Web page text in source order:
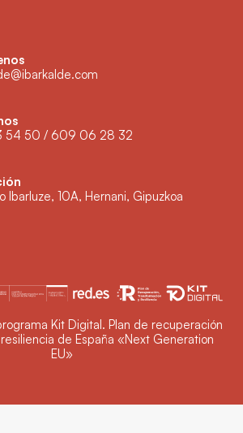
54 50 / 609 06 28 32
Ibarluze, 10A, Hernani, Gipuzkoa
Kit Digital. Plan de recuperación
de España «Next Generation
EU»